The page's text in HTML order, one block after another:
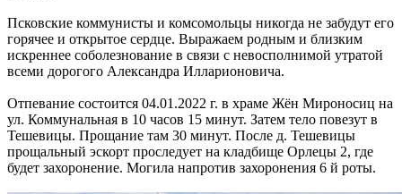
Псковские коммунисты и комсомольцы никогда не забудут его
горячее и открытое сердце. Выражаем родным и близким
искреннее соболезнование в связи с невосполнимой утратой
всеми дорогого Александра Илларионовича.
Отпевание состоится 04.01.2022 г. в храме Жён Мироносиц на
ул. Коммунальная в 10 часов 15 минут. Затем тело повезут в
Тешевицы. Прощание там 30 минут. После д. Тешевицы
прощальный эскорт проследует на кладбище Орлецы 2, где
будет захоронение. Могила напротив захоронения 6 й роты.